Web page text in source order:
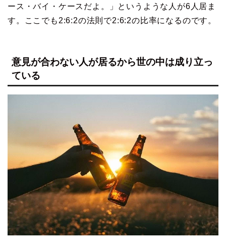
ース・バイ・ケースだよ。」というような人が6人居ま
す。ここでも2:6:2の法則で2:6:2の比率になるのです。
意見が合わない人が居るから世の中は成り立っ
ている